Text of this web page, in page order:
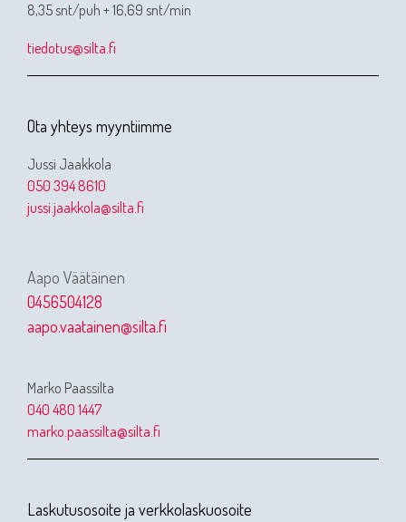
8,35 snt/puh + 16,69 snt/min
tiedotus@silta.fi
Ota yhteys myyntiimme
Jussi Jaakkola
050 394 8610
jussi.jaakkola@silta.fi
Aapo Väätäinen
0456504128
aapo.vaatainen@silta.fi
Marko Paassilta
040 480 1447
marko.paassilta@silta.fi
Laskutusosoite ja verkkolaskuosoite